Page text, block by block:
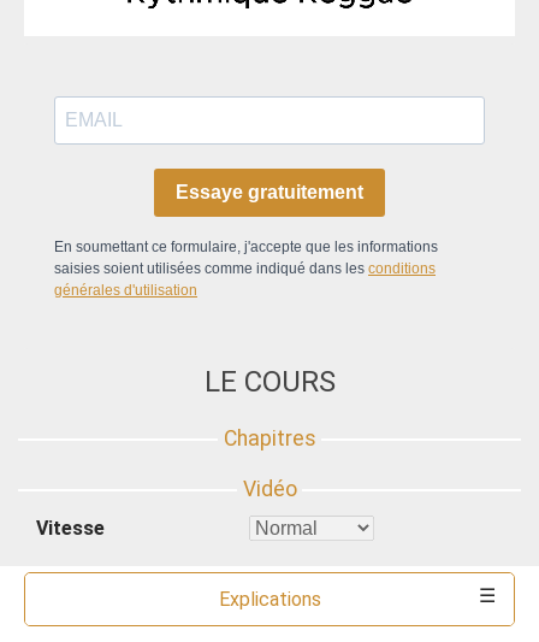
Essaye gratuitement
En soumettant ce formulaire, j'accepte que les informations
saisies soient utilisées comme indiqué dans les conditions
générales d'utilisation
LE COURS
Vitesse
Explications